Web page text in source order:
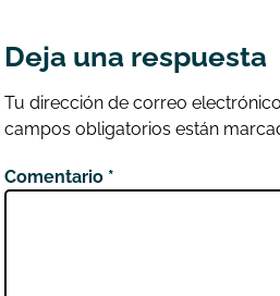
Deja una respuesta
Tu dirección de correo
campos obligatorios están
Comentario *